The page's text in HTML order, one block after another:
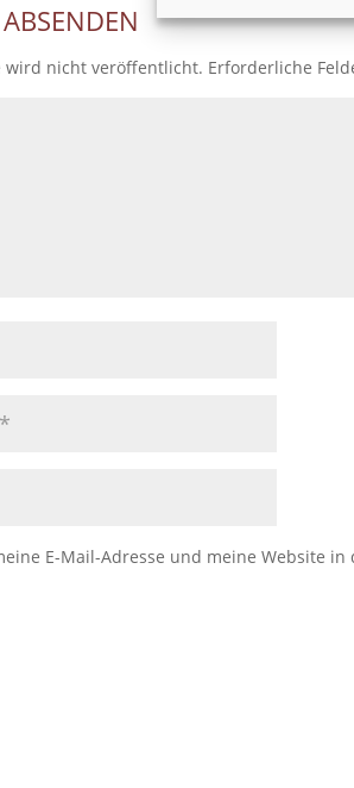
wird nicht veröffentlicht. Erforderliche
E-Mail-Adresse und meine Website